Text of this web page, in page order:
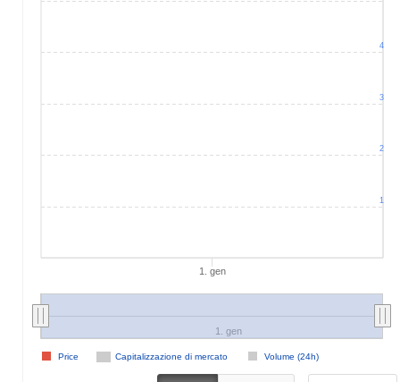
1. gen
Capitalizzazione di mercato Volume (24h)
Price
1. gen
1
2
3
4